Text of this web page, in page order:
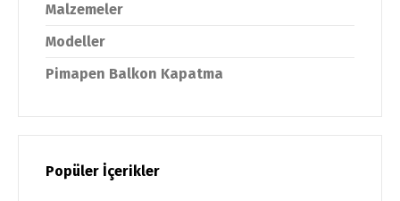
Malzemeler
Modeller
Pimapen Balkon Kapatma
Popüler İçerikler